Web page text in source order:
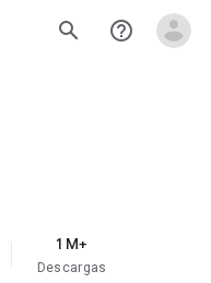
search help_outline
1 M+
Descargas